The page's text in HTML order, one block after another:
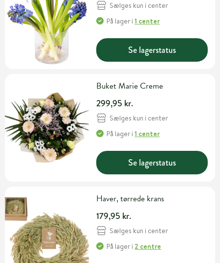
Sælges kun i center
På lager i1 center
Se lagerstatus
Buket Marie Creme
299,95 kr.
Sælges kun i center
På lager i1 center
Se lagerstatus
Haver, tørrede krans
179,95 kr.
Sælges kun i center
På lager i2 centre